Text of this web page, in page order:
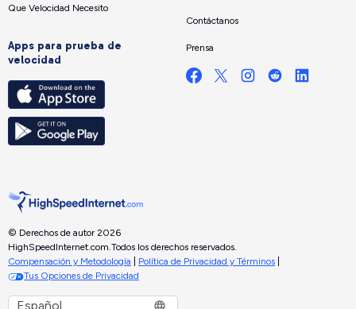
Que Velocidad Necesito
Apps para prueba de
velocidad
Contáctanos
Prensa
© Derechos de autor 2026
HighSpeedInternet.com. Todos los derechos reservados.
Compensación y Metodología
Política de Privacidad y Términos
Tus Opciones de Privacidad